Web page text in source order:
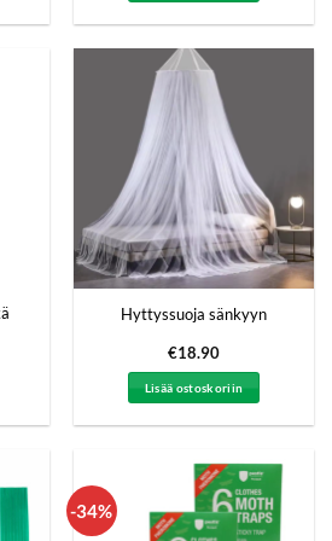
Hyttyssuoja sänkyyn
€18.90
Lisää ostoskoriin
-34%